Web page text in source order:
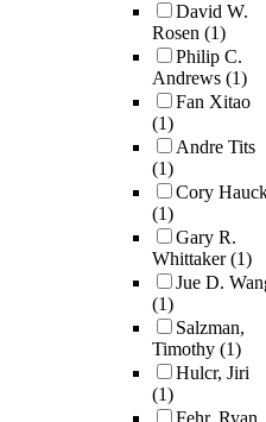
David W.
Rosen (1)
Philip C.
Andrews (1)
Fan Xitao
(1)
Andre Tits
(1)
Cory
(1)
Gary R.
Whittaker(1)
Jue D.
(1)
Salzman,
Timothy (1)
Hulcr, Jiri
(1)